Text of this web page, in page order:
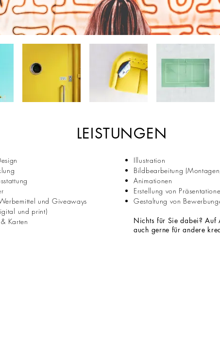
und Giveaways
und print)
Karten
Illustration
Bildbearbeitung
Animationen
Erstellung von
Gestaltung von
Nichts für Sie dabei?Auf
auch gerne für andere
LEISTUNGEN